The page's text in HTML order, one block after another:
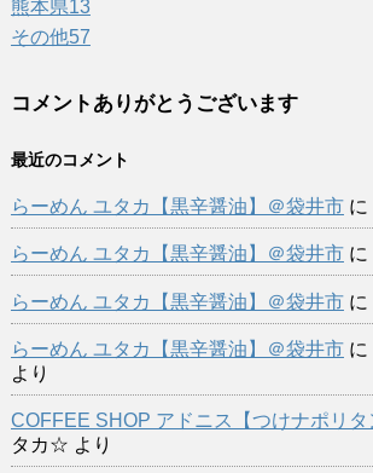
熊本県13
その他57
コメントありがとうございます
最近のコメント
らーめん ユタカ【黒辛醤油】＠袋井市に
らーめん ユタカ【黒辛醤油】＠袋井市に
らーめん ユタカ【黒辛醤油】＠袋井市に
らーめん ユタカ【黒辛醤油】＠袋井市に
より
COFFEE SHOP アドニス【つけナポリ
タカ☆ より